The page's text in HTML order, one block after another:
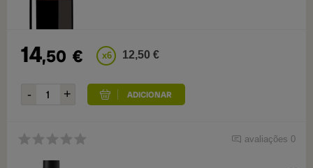
14,50 € x6 12,50 €
avaliações 0